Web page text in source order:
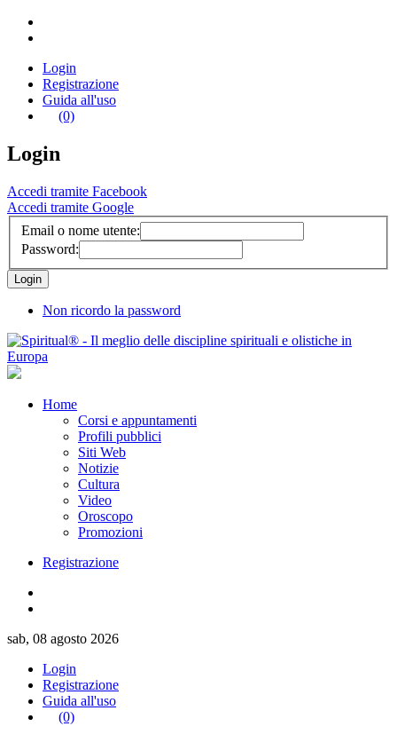
Login
Registrazione
Guida all'uso
(0)
Login
Accedi tramite Facebook
Accedi tramite Google
Email o nome utente:
Password:
Non ricordo la password
Home
Corsi e appuntamenti
Profili pubblici
Siti Web
Notizie
Cultura
Video
Oroscopo
Promozioni
Registrazione
sab, 08 agosto 2026
Login
Registrazione
Guida all'uso
(0)